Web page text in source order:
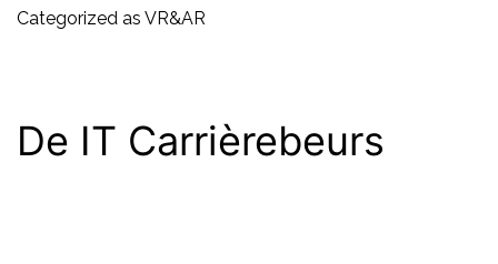
Reverb
headset
Categorized as VR&AR
De IT Carrièrebeurs